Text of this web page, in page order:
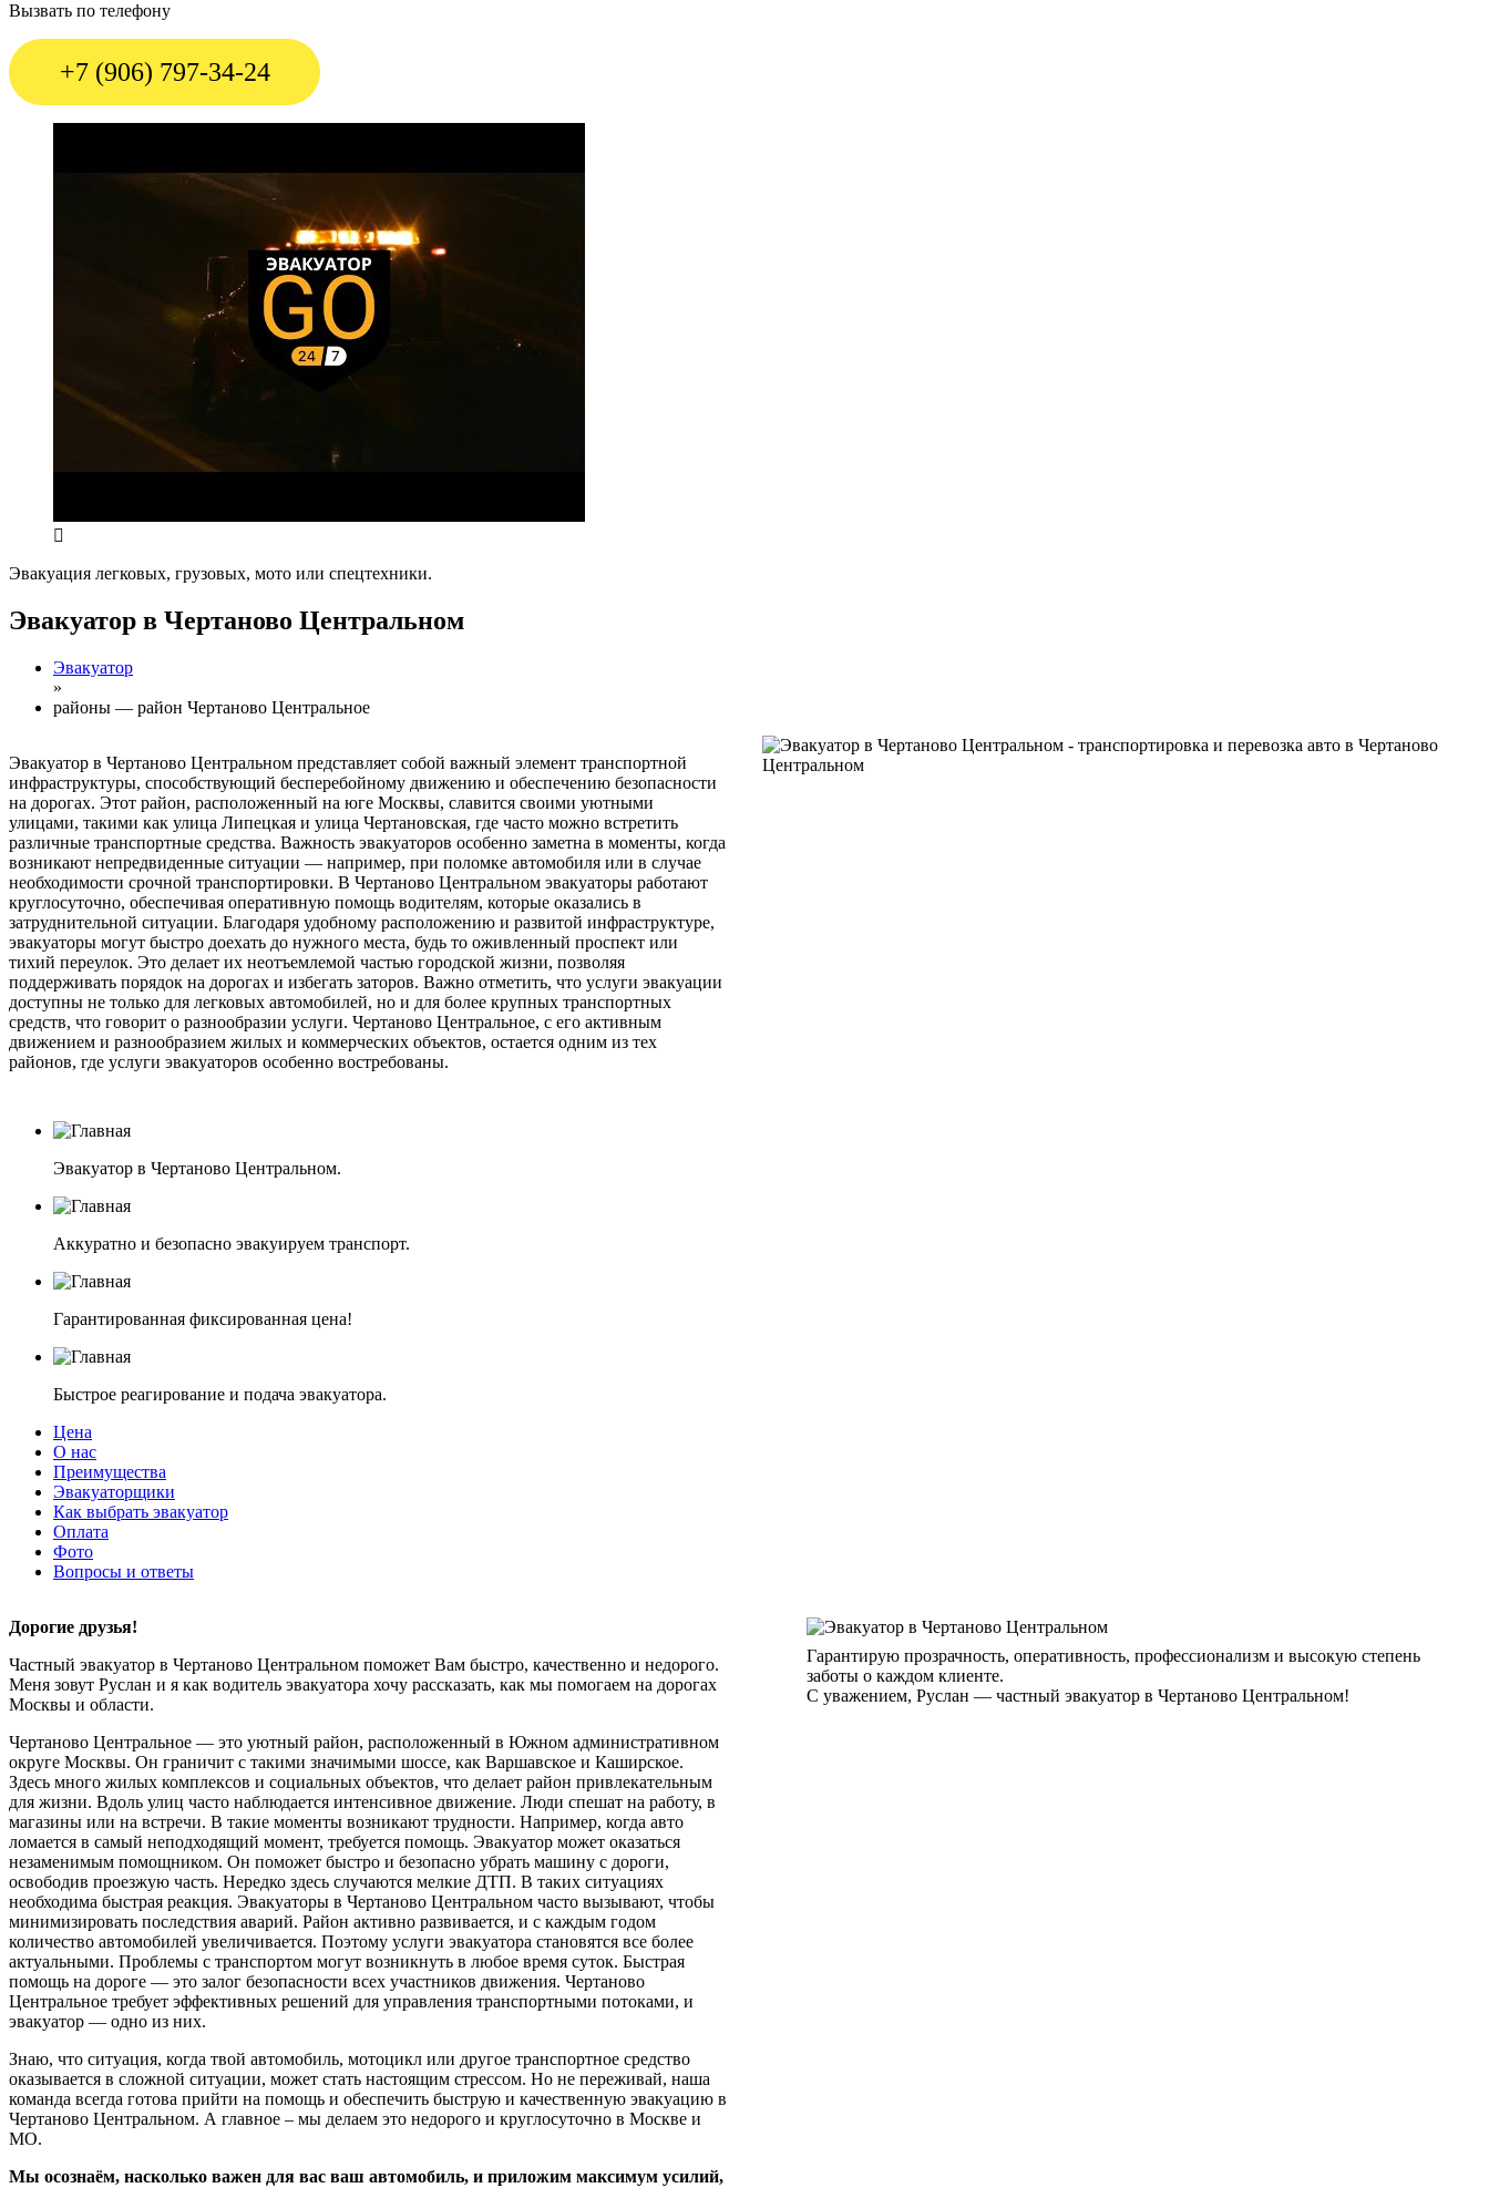
Вызвать по телефону
+7 (906) 797-34-24
Эвакуация легковых, грузовых, мото или спецтехники.
Эвакуатор в Чертаново Центральном
Эвакуатор
»
районы — район Чертаново Центральное
Эвакуатор в Чертаново Центральном представляет собой важный элемент транспортной
инфраструктуры, способствующий бесперебойному движению и обеспечению безопасности
на дорогах. Этот район, расположенный на юге Москвы, славится своими уютными
улицами, такими как улица Липецкая и улица Чертановская, где часто можно встретить
различные транспортные средства. Важность эвакуаторов особенно заметна в моменты, когда
возникают непредвиденные ситуации — например, при поломке автомобиля или в случае
необходимости срочной транспортировки. В Чертаново Центральном эвакуаторы работают
круглосуточно, обеспечивая оперативную помощь водителям, которые оказались в
затруднительной ситуации. Благодаря удобному расположению и развитой инфраструктуре,
эвакуаторы могут быстро доехать до нужного места, будь то оживленный проспект или
тихий переулок. Это делает их неотъемлемой частью городской жизни, позволяя
поддерживать порядок на дорогах и избегать заторов. Важно отметить, что услуги эвакуации
доступны не только для легковых автомобилей, но и для более крупных транспортных
средств, что говорит о разнообразии услуги. Чертаново Центральное, с его активным
движением и разнообразием жилых и коммерческих объектов, остается одним из тех
районов, где услуги эвакуаторов особенно востребованы.
Эвакуатор в Чертаново Центральном.
Аккуратно и безопасно эвакуируем транспорт.
Гарантированная фиксированная цена!
Быстрое реагирование и подача эвакуатора.
Цена
О нас
Преимущества
Эвакуаторщики
Как выбрать эвакуатор
Оплата
Фото
Вопросы и ответы
Дорогие друзья!
Частный эвакуатор в Чертаново Центральном поможет Вам быстро, качественно и недорого.
Меня зовут Руслан и я как водитель эвакуатора хочу рассказать, как мы помогаем на дорогах
Москвы и области.
Чертаново Центральное — это уютный район, расположенный в Южном административном
округе Москвы. Он граничит с такими значимыми шоссе, как Варшавское и Каширское.
Здесь много жилых комплексов и социальных объектов, что делает район привлекательным
для жизни. Вдоль улиц часто наблюдается интенсивное движение. Люди спешат на работу, в
магазины или на встречи. В такие моменты возникают трудности. Например, когда авто
ломается в самый неподходящий момент, требуется помощь. Эвакуатор может оказаться
незаменимым помощником. Он поможет быстро и безопасно убрать машину с дороги,
освободив проезжую часть. Нередко здесь случаются мелкие ДТП. В таких ситуациях
необходима быстрая реакция. Эвакуаторы в Чертаново Центральном часто вызывают, чтобы
минимизировать последствия аварий. Район активно развивается, и с каждым годом
количество автомобилей увеличивается. Поэтому услуги эвакуатора становятся все более
актуальными. Проблемы с транспортом могут возникнуть в любое время суток. Быстрая
помощь на дороге — это залог безопасности всех участников движения. Чертаново
Центральное требует эффективных решений для управления транспортными потоками, и
эвакуатор — одно из них.
Знаю, что ситуация, когда твой автомобиль, мотоцикл или другое транспортное средство
оказывается в сложной ситуации, может стать настоящим стрессом. Но не переживай, наша
команда всегда готова прийти на помощь и обеспечить быструю и качественную эвакуацию в
Чертаново Центральном. А главное – мы делаем это недорого и круглосуточно в Москве и
МО.
Мы осознаём, насколько важен для вас ваш автомобиль, и приложим максимум усилий,
Гарантирую прозрачность, оперативность, профессионализм и высокую степень
заботы о каждом клиенте.
С уважением, Руслан — частный эвакуатор в Чертаново Центральном!